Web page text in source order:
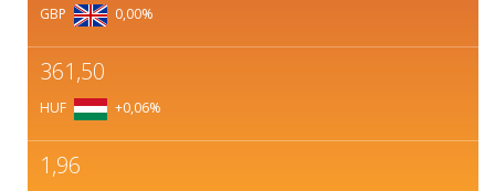
GBP 0,00%
361,50
HUF +0,06%
1,96